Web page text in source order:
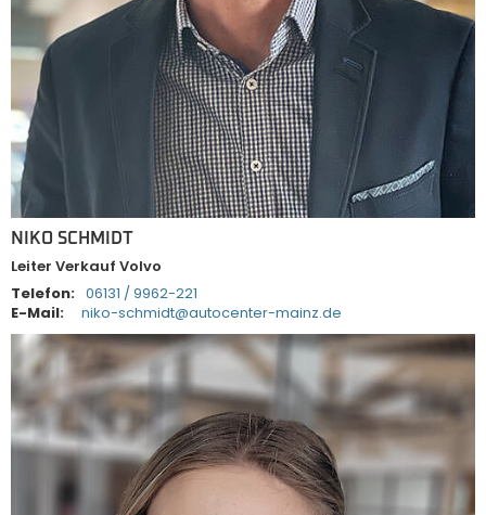
NIKO SCHMIDT
Leiter Verkauf Volvo
Telefon: 06131 / 9962-221
E-Mail:
niko-schmidt@autocenter-mainz.de